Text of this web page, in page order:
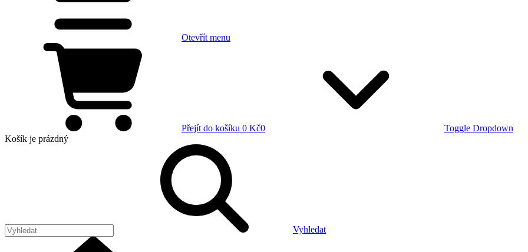
Otevřít menu
Přejít do košíku 0 Kč0
Toggle Dropdown
Košík je prázdný
Vyhledat